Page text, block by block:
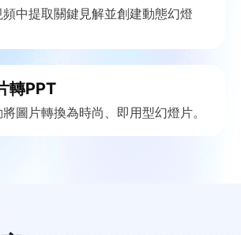
頻中提取關鍵見解並創建動態幻燈
轉PPT
將圖片轉換為時尚、即用型幻燈片。